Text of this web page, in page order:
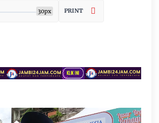
30px PRINT